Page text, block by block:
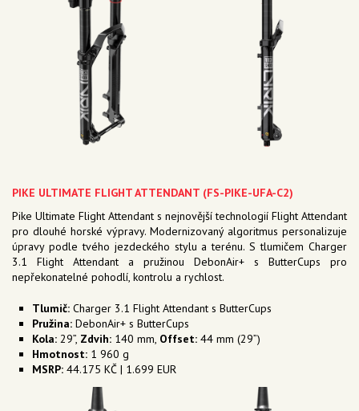
PIKE ULTIMATE FLIGHT ATTENDANT (FS-PIKE-UFA-C2)
Pike Ultimate Flight Attendant s nejnovější technologií Flight Attendant
pro dlouhé horské výpravy. Modernizovaný algoritmus personalizuje
úpravy podle tvého jezdeckého stylu a terénu. S tlumičem Charger
3.1 Flight Attendant a pružinou DebonAir+ s ButterCups pro
nepřekonatelné pohodlí, kontrolu a rychlost.
Tlumič: Charger 3.1 Flight Attendant s ButterCups
Pružina: DebonAir+ s ButterCups
Kola: 29”, Zdvih: 140 mm, Offset: 44 mm (29”)
Hmotnost: 1 960 g
MSRP: 44.175 KČ | 1.699 EUR